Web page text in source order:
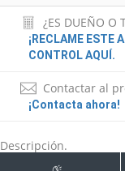
¿ES DUEÑO O
¡RECLAME ESTE
CONTROL AQUÍ.
Contactar al
¡Contacta ahora!
Descripción.